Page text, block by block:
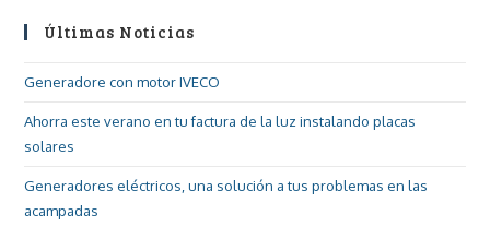
Últimas Noticias
Generadore con motor IVECO
Ahorra este verano en tu factura de la luz instalando placas
solares
Generadores eléctricos, una solución a tus problemas en las
acampadas